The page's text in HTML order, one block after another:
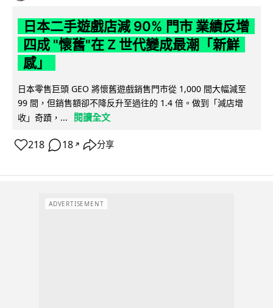
日本二手遊戲店減 90% 門市 業績反增
四成 "懷舊"在 Z 世代變成最潮「新鮮
感」
日本零售巨頭 GEO 將懷舊遊戲銷售門市從 1,000 間大幅減至
99 間，但銷售額卻不降反升至過往的 1.4 倍。做到「減店增
收」奇蹟，...
閱讀全文
218 18 ↗ 分享
ADVERTISEMENT